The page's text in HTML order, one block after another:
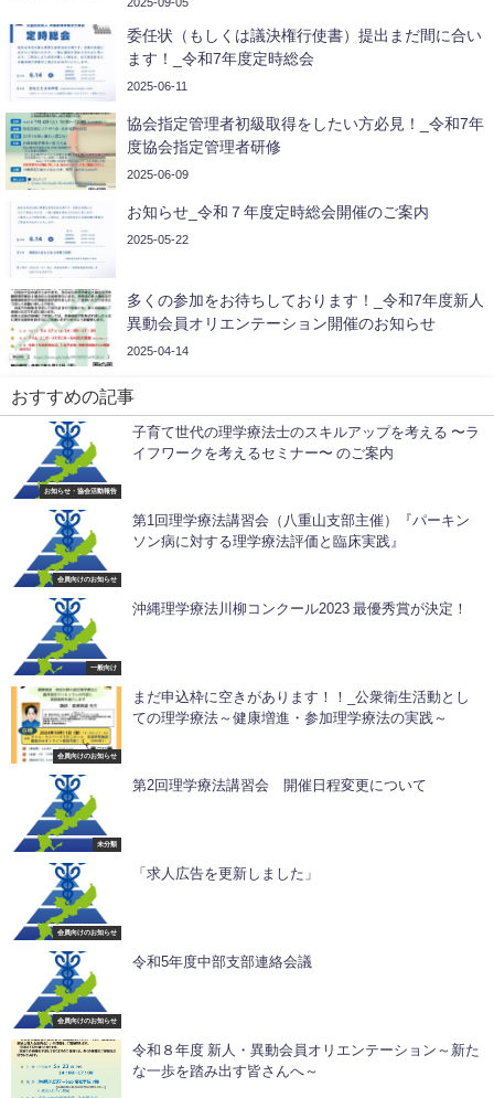
委任状（もしくは議決権行使書）提出まだ間に合い
ます！_令和7年度定時総会
2025-06-11
協会指定管理者初級取得をしたい方必見！_令和7年
度協会指定管理者研修
2025-06-09
お知らせ_令和７年度定時総会開催のご案内
2025-05-22
多くの参加をお待ちしております！_令和7年度新人
異動会員オリエンテーション開催のお知らせ
2025-04-14
おすすめの記事
お知らせ・協会活動報告
子育て世代の理学療法士のスキルアップを考える 〜ラ
イフワークを考えるセミナー〜 のご案内
会員向けのお知らせ
第1回理学療法講習会（八重山支部主催）『パーキン
ソン病に対する理学療法評価と臨床実践』
一般向け
沖縄理学療法川柳コンクール2023 最優秀賞が決定！
会員向けのお知らせ
まだ申込枠に空きがあります！！_公衆衛生活動とし
ての理学療法～健康増進・参加理学療法の実践～
未分類
第2回理学療法講習会 開催日程変更について
会員向けのお知らせ
「求人広告を更新しました」
会員向けのお知らせ
令和5年度中部支部連絡会議
令和８年度 新人・異動会員オリエンテーション～新た
な一歩を踏み出す皆さんへ～